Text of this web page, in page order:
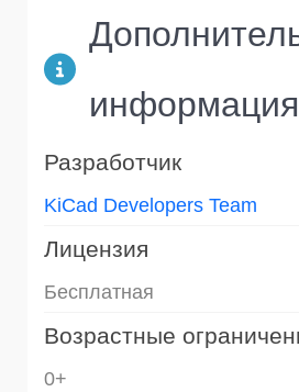
информация
Разработчик
KiCad Developers Team
Лицензия
Бесплатная
Возрастные
0+